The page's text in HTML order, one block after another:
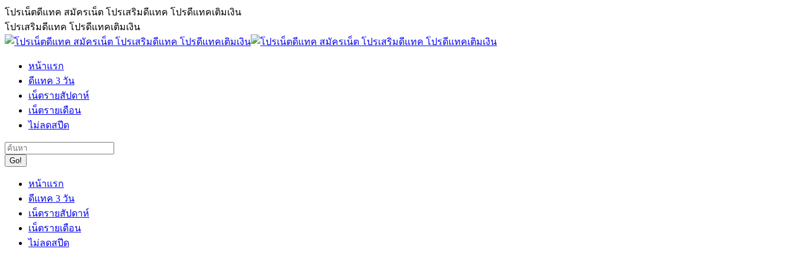
Skip
to
content
โปรเน็ตดีแทค สมัครเน็ต โปรเสริมดีแทค โปรดีแทคเติมเงิน
โปรเสริมดีแทค โปรดีแทคเติมเงิน
หน้าแรก
ดีแทค 3 วัน
เน็ตรายสัปดาห์
เน็ตรายเดือน
ไม่ลดสปีด
Search:
หน้าแรก
ดีแทค 3 วัน
เน็ตรายสัปดาห์
เน็ตรายเดือน
ไม่ลดสปีด